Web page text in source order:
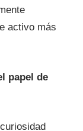
activo más
papel de